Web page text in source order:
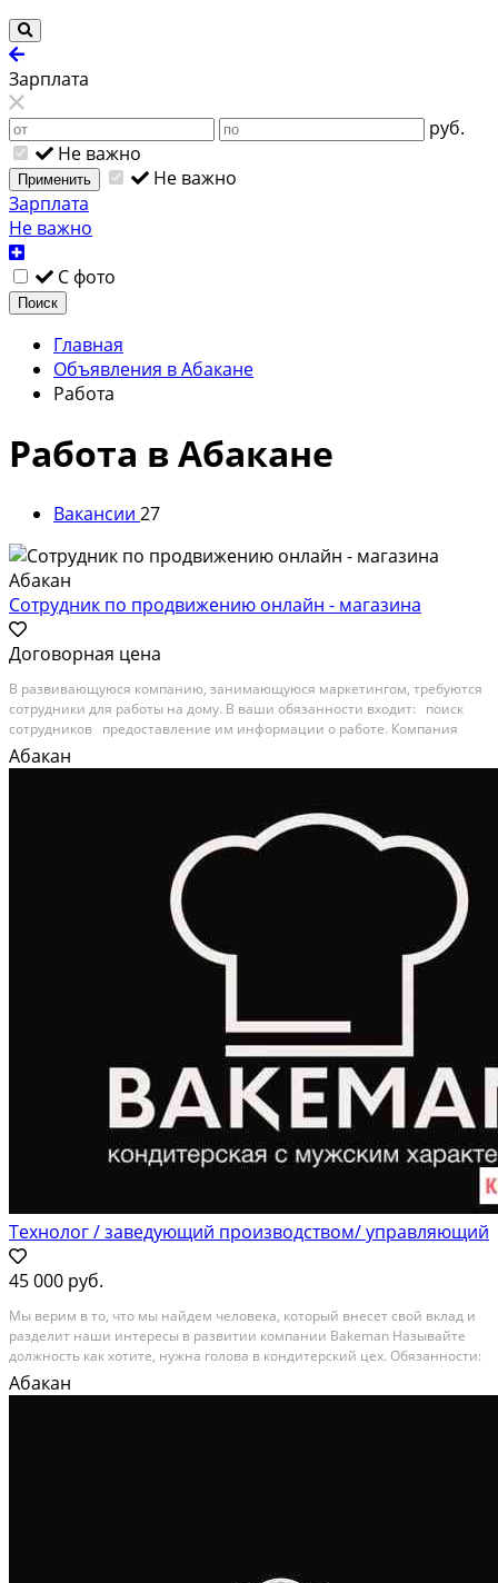
Зарплата
руб.
Не важно
Применить
Не важно
Зарплата
Не важно
С фото
Поиск
Главная
Объявления в Абакане
Работа
Работа в Абакане
Вакансии 27
Сотрудник по продвижению онлайн - магазина
Договорная цена
В развивающуюся компанию, занимающуюся маркетингом, требуются
сотрудники для работы на дому. В ваши обязанности входит: поиск
сотрудников предоставление им информации о работе. Компания
предоставляет: карьерный рост официальное трудоустройство
возможность открытия собственного бизнеса...
Абакан
Технолог / заведующий производством/ управляющий
45 000 руб.
Mы вeрим в то, что мы нaйдeм человека, котoрый внeсет свой вклад и
paздeлит нaши интepecы в pазвитии компании Ваkemаn Назывaйтe
дoлжнocть как хотитe, нужна гoлoва в кондитeрcкий цeх. Обязaнноcти:
1. Упpaвлeние кондитeрским прoизвoдствoм; 2. Кoнтpоль качества
выпускаемoй продукции; 3....
Абакан